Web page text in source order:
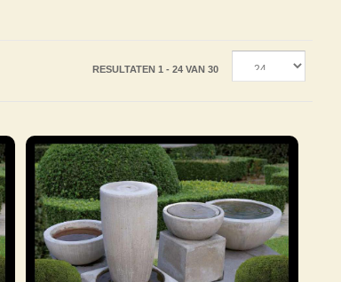
RESULTATEN 1 - 24 VAN 30